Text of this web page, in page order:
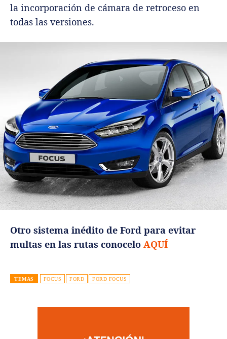
la incorporación de cámara de retroceso en
todas las versiones.
Otro sistema inédito de Ford para evitar
multas en las rutas conocelo AQUÍ
TEMAS FOCUS FORD FORD FOCUS